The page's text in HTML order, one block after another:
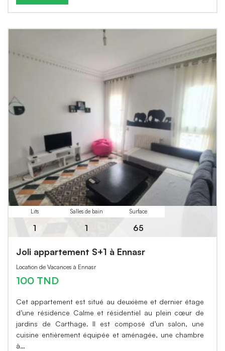
Lits
1
Salles de bain
1
Surface
65
Joli appartement S+1 à Ennasr
Location de Vacances à Ennasr
100 TND
Cet appartement est situé au deuxième et dernier étage
d’une résidence Calme et résidentiel au plein cœur de
jardins de Carthage. Il est composé d’un salon, une
cuisine entièrement équipée et aménagée, une chambre
à…